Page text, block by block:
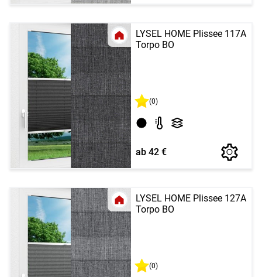
LYSEL HOME Plissee 117A
Torpo BO
(0)
ab 42 €
LYSEL HOME Plissee 127A
Torpo BO
(0)